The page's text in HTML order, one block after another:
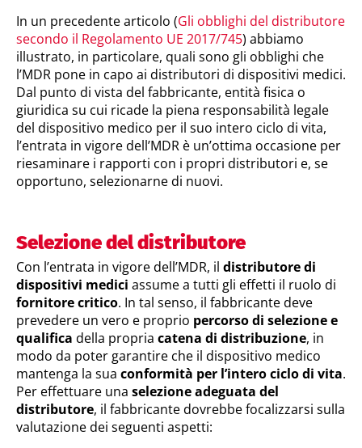
In un precedente articolo (Gli obblighi del distributore
secondo il Regolamento UE 2017/745) abbiamo
illustrato, in particolare, quali sono gli obblighi che
l’MDR pone in capo ai distributori di dispositivi medici.
Dal punto di vista del fabbricante, entità fisica o
giuridica su cui ricade la piena responsabilità legale
del dispositivo medico per il suo intero ciclo di vita,
l’entrata in vigore dell’MDR è un’ottima occasione per
riesaminare i rapporti con i propri distributori e, se
opportuno, selezionarne di nuovi.
Selezione del distributore
Con l’entrata in vigore dell’MDR, il distributore di
dispositivi medici assume a tutti gli effetti il ruolo di
fornitore critico. In tal senso, il fabbricante deve
prevedere un vero e proprio percorso di selezione e
qualifica della propria catena di distribuzione, in
modo da poter garantire che il dispositivo medico
mantenga la sua conformità per l’intero ciclo di vita.
Per effettuare una selezione adeguata del
distributore, il fabbricante dovrebbe focalizzarsi sulla
valutazione dei seguenti aspetti: